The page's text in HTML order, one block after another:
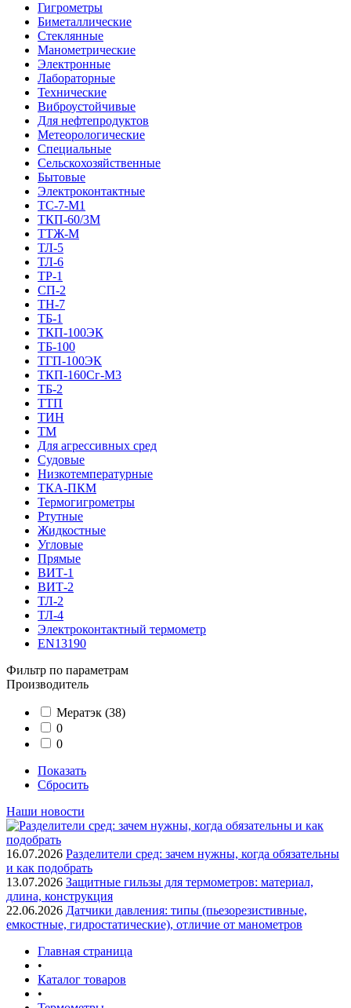
Гигрометры
Биметаллические
Стеклянные
Манометрические
Электронные
Лабораторные
Технические
Виброустойчивые
Для нефтепродуктов
Метеорологические
Специальные
Сельскохозяйственные
Бытовые
Электроконтактные
ТС-7-М1
ТКП-60/3М
ТТЖ-М
ТЛ-5
ТЛ-6
ТР-1
СП-2
ТН-7
ТБ-1
ТКП-100ЭК
ТБ-100
ТГП-100ЭК
ТКП-160Сг-М3
ТБ-2
ТТП
ТИН
ТМ
Для агрессивных сред
Судовые
Низкотемпературные
ТКА-ПКМ
Термогигрометры
Ртутные
Жидкостные
Угловые
Прямые
ВИТ-1
ВИТ-2
ТЛ-2
ТЛ-4
Электроконтактный термометр
EN13190
Фильтр по параметрам
Производитель
Мератэк (38)
0
0
Показать
Сбросить
Наши новости
16.07.2026 Разделители сред: зачем нужны, когда обязательны
и как подобрать
13.07.2026 Защитные гильзы для термометров: материал,
длина, конструкция
22.06.2026 Датчики давления: типы (пьезорезистивные,
емкостные, гидростатические), отличие от манометров
Главная страница
•
Каталог товаров
•